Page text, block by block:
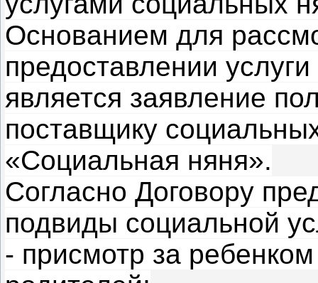
Основанием для
предоставлении
является заявление
поставщику
«Социальная няня».
Согласно Договору
подвиды социальной
- присмотр за